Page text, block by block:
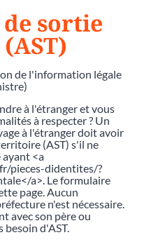
sortie
de l'information légale
à l'étranger et vous
à respecter ? Un
à l'étranger doit avoir
(AST) s'il ne
ayant <a
pieces-didentites/?
a>. Le formulaire
page. Aucun
n'est nécessaire.
avec son père ou
besoin d'AST.